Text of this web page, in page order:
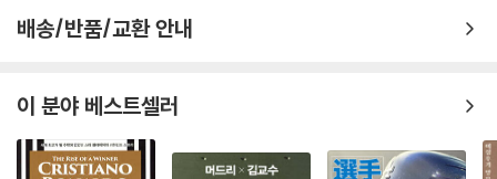
배송/반품/교환 안내
이 분야 베스트셀러